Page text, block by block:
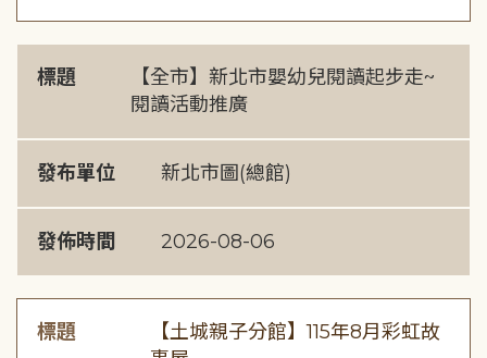
標題
【全市】新北市嬰幼兒閱讀起步走~
閱讀活動推廣
發布單位 新北市圖(總館)
發佈時間 2026-08-06
標題
【土城親子分館】115年8月彩虹故